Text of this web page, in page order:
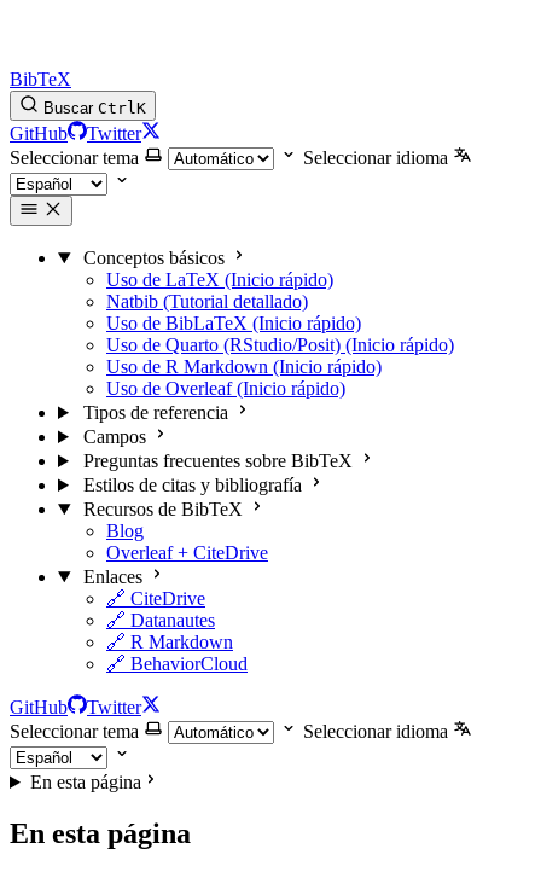
BibTeX
Buscar CtrlK
GitHub
Twitter
Seleccionar tema
Seleccionar idioma
Conceptos básicos
Uso de LaTeX (Inicio rápido)
Natbib (Tutorial detallado)
Uso de BibLaTeX (Inicio rápido)
Uso de Quarto (RStudio/Posit) (Inicio rápido)
Uso de R Markdown (Inicio rápido)
Uso de Overleaf (Inicio rápido)
Tipos de referencia
Campos
Preguntas frecuentes sobre BibTeX
Estilos de citas y bibliografía
Recursos de BibTeX
Blog
Overleaf + CiteDrive
Enlaces
🔗 CiteDrive
🔗 Datanautes
🔗 R Markdown
🔗 BehaviorCloud
GitHub
Twitter
Seleccionar tema
Seleccionar idioma
En esta página
En esta página